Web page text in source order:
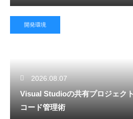
開発環境
2026.08.07
Visual Studioの共有プロジェク
コード管理術